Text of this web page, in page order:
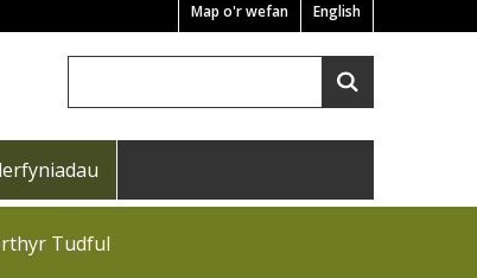
English
Map o'r wefan
Search
Tudful